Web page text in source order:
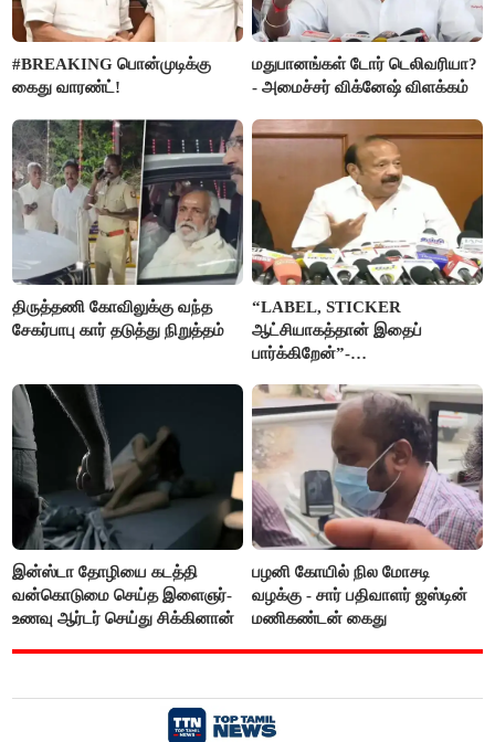
#BREAKING பொன்முடிக்கு
கைது வாரண்ட்!
மதுபானங்கள் டோர் டெலிவரியா?
- அமைச்சர் விக்னேஷ் விளக்கம்
திருத்தணி கோவிலுக்கு வந்த
சேகர்பாபு கார் தடுத்து நிறுத்தம்
“LABEL, STICKER
ஆட்சியாகத்தான் இதைப்
பார்க்கிறேன்”-
இன்ஸ்டா தோழியை கடத்தி
வன்கொடுமை செய்த இளைஞர்-
உணவு ஆர்டர் செய்து சிக்கினான்
பழனி கோயில் நில மோசடி
வழக்கு - சார் பதிவாளர் ஜஸ்டின்
மணிகண்டன் கைது